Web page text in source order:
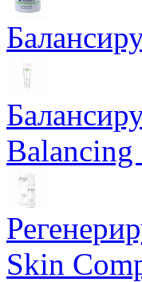
Balancing
Skin